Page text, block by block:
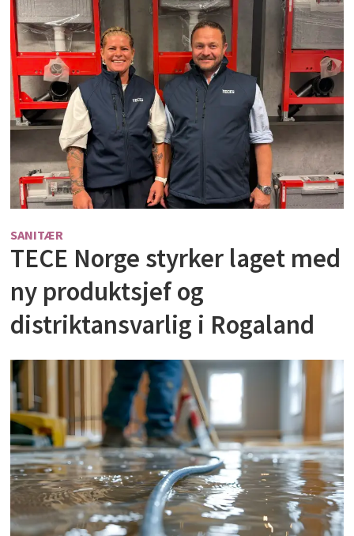
SANITÆR
TECE Norge styrker laget med
ny produktsjef og
distriktansvarlig i Rogaland